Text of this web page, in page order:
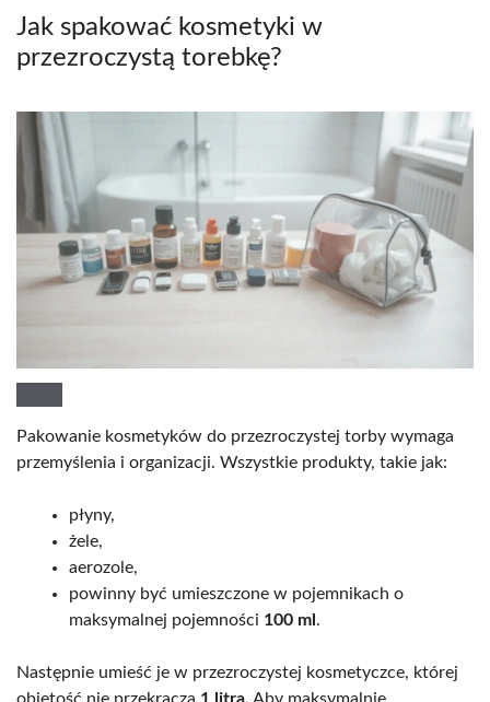
Jak spakować kosmetyki w
przezroczystą torebkę?
Pakowanie kosmetyków do przezroczystej torby wymaga
przemyślenia i organizacji. Wszystkie produkty, takie jak:
płyny,
żele,
aerozole,
powinny być umieszczone w pojemnikach o
maksymalnej pojemności 100 ml .
Następnie umieść je w przezroczystej kosmetyczce, której